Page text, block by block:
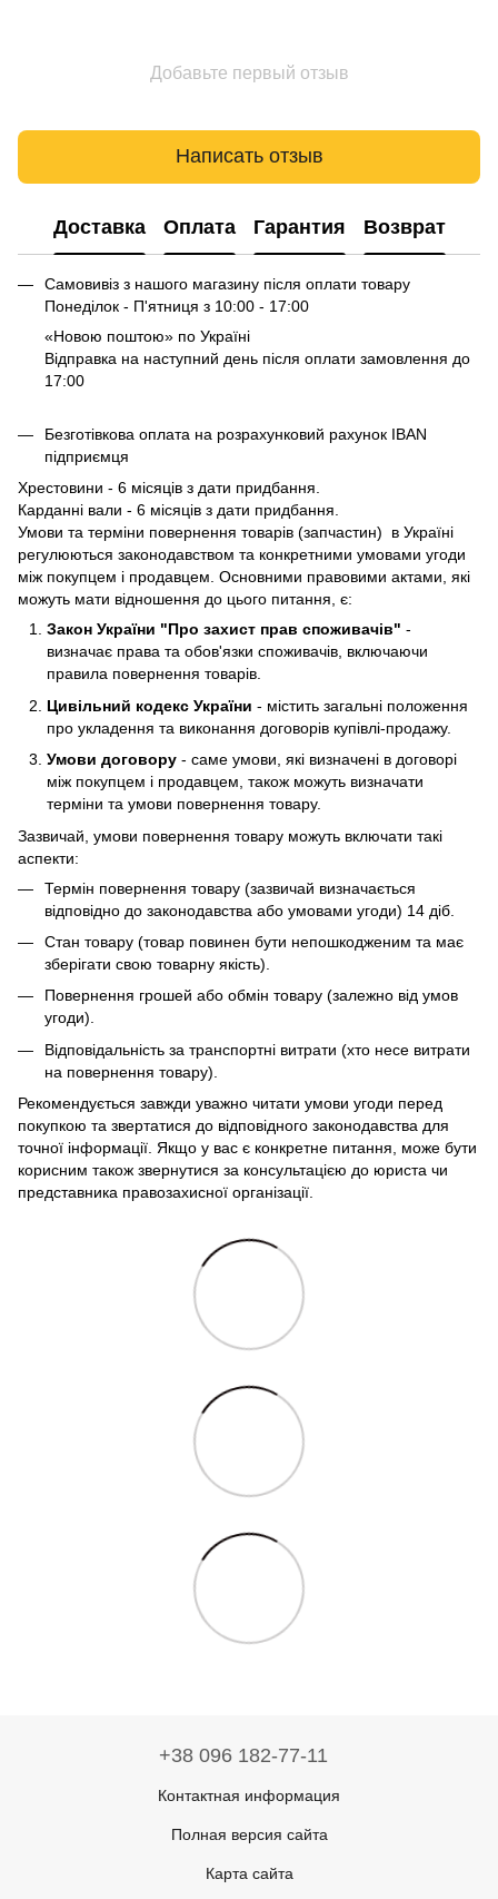
Добавьте первый отзыв
Написать отзыв
Доставка Оплата Гарантия Возврат
Самовивіз з нашого магазину після оплати товару
Понеділок - П'ятниця з 10:00 - 17:00
«Новою поштою» по Україні
Відправка на наступний день після оплати замовлення до
17:00
Безготівкова оплата на розрахунковий рахунок IBAN
підприємця
Хрестовини - 6 місяців з дати придбання.
Карданні вали - 6 місяців з дати придбання.
Умови та терміни повернення товарів (запчастин) в Україні
регулюються законодавством та конкретними умовами угоди
між покупцем і продавцем. Основними правовими актами, які
можуть мати відношення до цього питання, є:
Закон України "Про захист прав споживачів" -
визначає права та обов'язки споживачів, включаючи
правила повернення товарів.
Цивільний кодекс України - містить загальні положення
про укладення та виконання договорів купівлі-продажу.
Умови договору - саме умови, які визначені в договорі
між покупцем і продавцем, також можуть визначати
терміни та умови повернення товару.
Зазвичай, умови повернення товару можуть включати такі
аспекти:
Термін повернення товару (зазвичай визначається
відповідно до законодавства або умовами угоди) 14 діб.
Стан товару (товар повинен бути непошкодженим та має
зберігати свою товарну якість).
Повернення грошей або обмін товару (залежно від умов
угоди).
Відповідальність за транспортні витрати (хто несе витрати
на повернення товару).
Рекомендується завжди уважно читати умови угоди перед
покупкою та звертатися до відповідного законодавства для
точної інформації. Якщо у вас є конкретне питання, може бути
корисним також звернутися за консультацією до юриста чи
представника правозахисної організації.
+38 096 182-77-11
Контактная информация
Полная версия сайта
Карта сайта